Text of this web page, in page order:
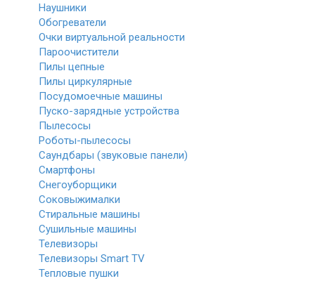
Наушники
Обогреватели
Очки виртуальной реальности
Пароочистители
Пилы цепные
Пилы циркулярные
Посудомоечные машины
Пуско-зарядные устройства
Пылесосы
Роботы-пылесосы
Саундбары (звуковые панели)
Смартфоны
Снегоуборщики
Соковыжималки
Стиральные машины
Сушильные машины
Телевизоры
Телевизоры Smart TV
Тепловые пушки